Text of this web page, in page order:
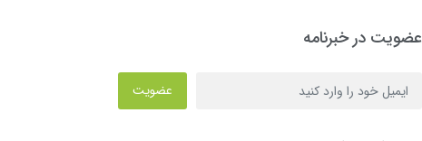
عضویت در خبرنامه
عضویت